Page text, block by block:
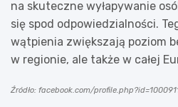
na skuteczne wyłapywanie
się spod odpowiedzialności.
wątpienia zwiększają poziom
w regionie, ale także w całej
Źródło: facebook.com/